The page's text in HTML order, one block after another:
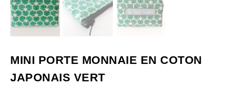
MINI PORTE MONNAIE EN COTON
JAPONAIS VERT